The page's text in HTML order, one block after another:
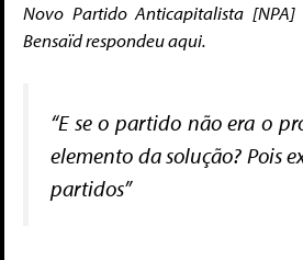
Novo Partido Anticapitalista
Bensaïd respondeu aqui.
“E se o partido não era o
elemento da solução? Pois
partidos”